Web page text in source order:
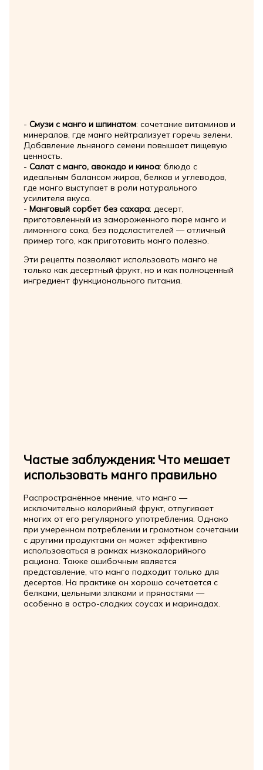
- Смузи с манго и шпинатом: сочетание витаминов и
минералов, где манго нейтрализует горечь зелени.
Добавление льняного семени повышает пищевую
ценность.
- Салат с манго, авокадо и киноа: блюдо с
идеальным балансом жиров, белков и углеводов,
где манго выступает в роли натурального
усилителя вкуса.
- Манговый сорбет без сахара: десерт,
приготовленный из замороженного пюре манго и
лимонного сока, без подсластителей — отличный
пример того, как приготовить манго полезно.
Эти рецепты позволяют использовать манго не
только как десертный фрукт, но и как полноценный
ингредиент функционального питания.
Частые заблуждения: Что мешает
использовать манго правильно
Распространённое мнение, что манго —
исключительно калорийный фрукт, отпугивает
многих от его регулярного употребления. Однако
при умеренном потреблении и грамотном сочетании
с другими продуктами он может эффективно
использоваться в рамках низкокалорийного
рациона. Также ошибочным является
представление, что манго подходит только для
десертов. На практике он хорошо сочетается с
белками, цельными злаками и пряностями —
особенно в остро-сладких соусах и маринадах.